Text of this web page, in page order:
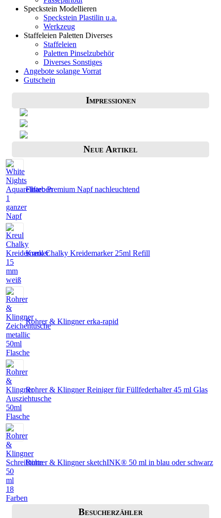
Speckstein Modellieren
Speckstein Plastilin u.a.
Werkzeug
Staffeleien Paletten Diverses
Staffeleien
Paletten Pinselzubehör
Diverses Sonstiges
Angebote solange Vorrat
Gutschein
Impressionen
Neue Artikel
Fintec Premium Napf nachleuchtend
Kreul Chalky Kreidemarker 25ml Refill
Rohrer & Klingner erka-rapid
Rohrer & Klingner Reiniger für Füllfederhalter 45 ml Glas
Rohrer & Klingner sketchINK® 50 ml in blau oder schwarz
Besucherzähler